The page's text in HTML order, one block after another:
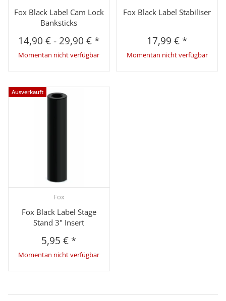
Fox Black Label Cam Lock
Banksticks
14,90 €- 29,90 € *
Momentan nicht verfügbar
Fox Black Label Stabiliser
17,99 € *
Momentan nicht verfügbar
Ausverkauft
Fox
Fox Black Label Stage
Stand 3" Insert
5,95 € *
Momentan nicht verfügbar